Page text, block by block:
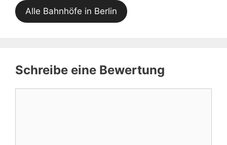
Alle Bahnhöfe in Berlin
Schreibe eine Bewertung